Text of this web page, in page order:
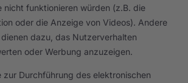
nicht funktionieren würden (z.B. die
oder die Anzeige von Videos). Andere
dienen dazu, das Nutzerverhalten
oder Werbung anzuzeigen.
zur Durchführung des elektronischen